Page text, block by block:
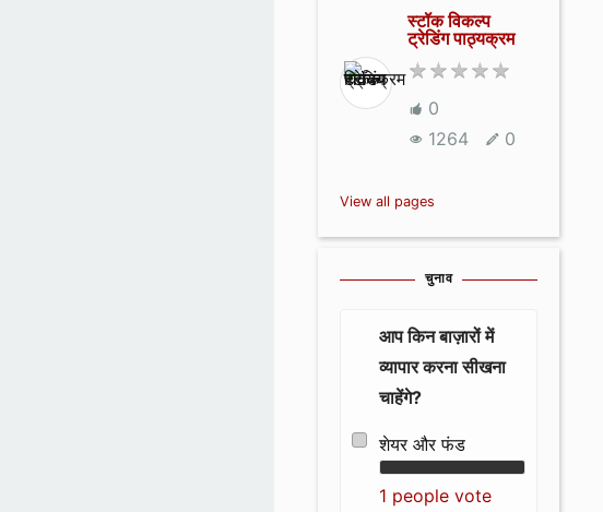
स्टॉक विकल्प
ट्रेडिंग पाठ्यक्रम
0
1264
0
View all pages
चुनाव
आप किन बाज़ारों में
व्यापार करना सीखना
चाहेंगे?
शेयर और फंड
1 people vote